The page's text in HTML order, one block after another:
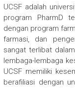
UCSF adalah
program PharmD
dengan program
farmasi, dan
sangat terlibat
lembaga-lembaga
UCSF memiliki
berafiliasi dengan